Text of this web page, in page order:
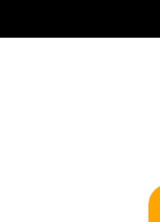
springen